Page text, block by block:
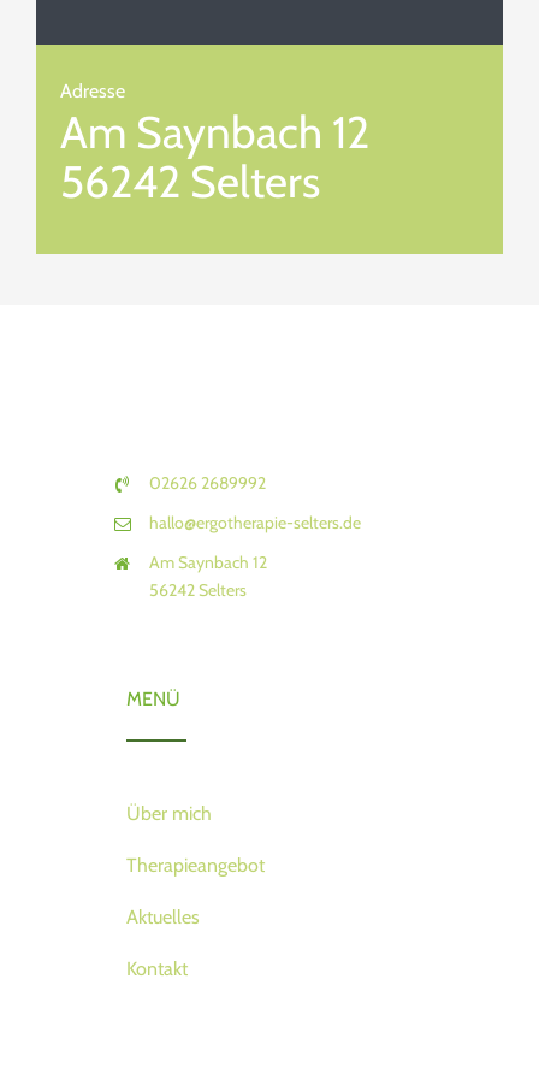
Adresse
Am Saynbach 12
56242 Selters
02626 2689992
hallo@ergotherapie-selters.de
Am Saynbach 12
56242 Selters
MENÜ
Über mich
Therapieangebot
Aktuelles
Kontakt